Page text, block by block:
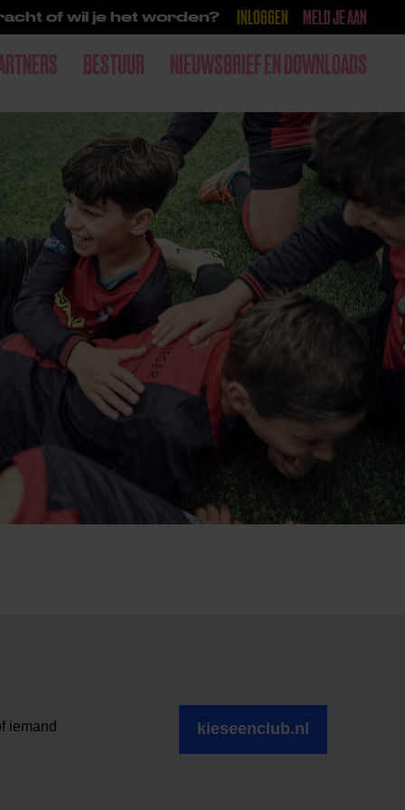
of wil je het worden? INLOGGEN MELD JE AAN
BESTUUR NIEUWSBRIEF EN DOWNLOADS
iemand
kieseenclub.nl